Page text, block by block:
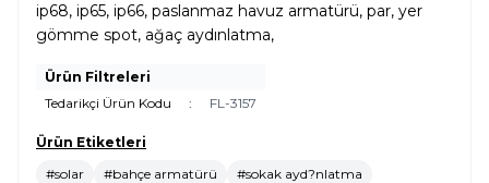
ip68, ip65, ip66, paslanmaz havuz armatürü, par, yer
gömme spot, ağaç aydınlatma,
Ürün Filtreleri
Tedarikçi Ürün Kodu
: FL-3157
Ürün Etiketleri
#solar
#bahçe armatürü #sokak ayd?nlatma